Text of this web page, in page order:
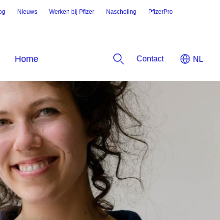
Nieuws Werken bij Pfizer Nascholing PfizerPro
Contact